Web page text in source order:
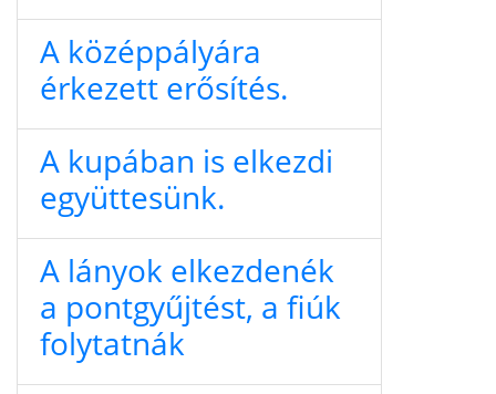
A középpályára
érkezett erősítés.
A kupában is elkezdi
együttesünk.
A lányok elkezdenék
a pontgyűjtést, a fiúk
folytatnák